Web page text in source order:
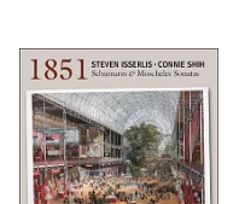
Thomas(161)
Erikson(158)
Springer Verlag(59)
Workman Pub Co(59)